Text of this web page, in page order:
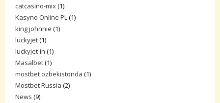
catcasino-mix(1)
Kasyno Online PL(1)
king johnnie (1)
luckyjet(1)
luckyjet-in (1)
Masalbet(1)
mostbet ozbekistonda (1)
Mostbet Russia (2)
News (9)